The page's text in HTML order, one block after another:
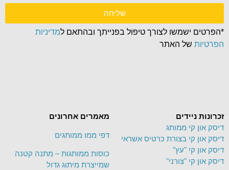
מאמרים אחרונים
דפי ממו ממותגים
כוסות ממותגות – מתנה קטנה
שמייצרת מיתוג גדול
זכרונות ניידים
דיסק און קי ממותג
דיסק און קי בצורת כרטיס אשראי
דיסק און קי "עץ"
דיסק און קי "צורני"
שליחה
*הפרטים ישמשו לצורך טיפול בפנייתך ובהתאם למדיניות
הפרטיות של האתר